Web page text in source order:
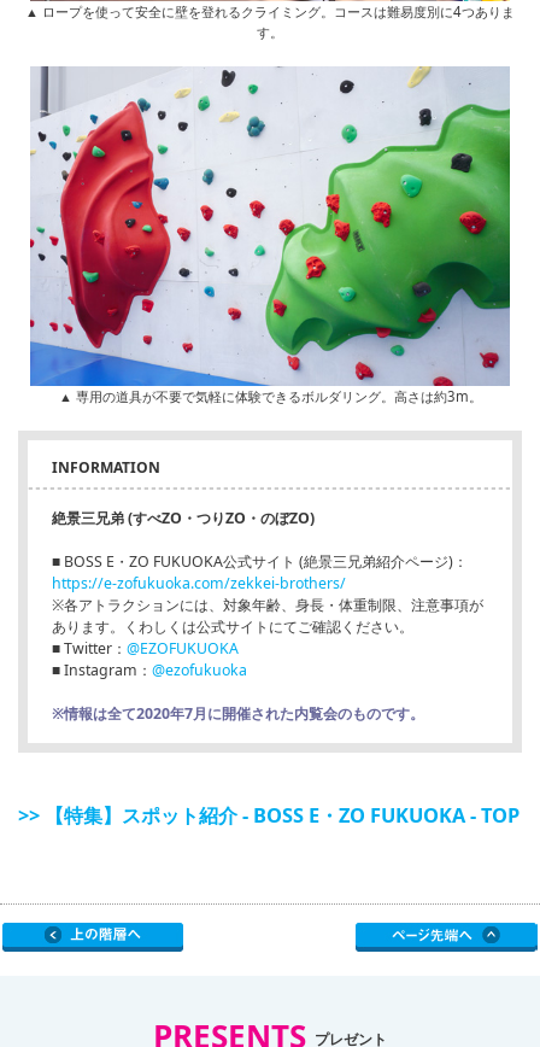
▲ ロープを使って安全に壁を登れるクライミング。コースは難易度別に4つありま
す。
▲ 専用の道具が不要で気軽に体験できるボルダリング。高さは約3m。
INFORMATION
絶景三兄弟 (すべZO・つりZO・のぼZO)
■ BOSS E・ZO FUKUOKA公式サイト (絶景三兄弟紹介ページ)：
https://e-zofukuoka.com/zekkei-brothers/
※各アトラクションには、対象年齢、身長・体重制限、注意事項が
あります。くわしくは公式サイトにてご確認ください。
■ Twitter： @EZOFUKUOKA
■ Instagram： @ezofukuoka
※情報は全て2020年7月に開催された内覧会のものです。
>> 【特集】スポット紹介 - BOSS E・ZO FUKUOKA - TOP
PRESENTS プレゼント